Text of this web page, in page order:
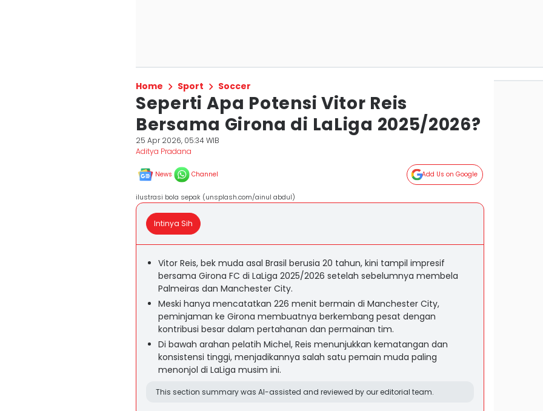
Home Sport Soccer
Seperti Apa Potensi Vitor Reis
Bersama Girona di LaLiga 2025/2026?
25 Apr 2026, 05:34 WIB
Aditya Pradana
News Channel Add Us on Google
ilustrasi bola sepak (unsplash.com/ainul abdul)
Intinya Sih
Vitor Reis, bek muda asal Brasil berusia 20 tahun, kini tampil impresif
bersama Girona FC di LaLiga 2025/2026 setelah sebelumnya membela
Palmeiras dan Manchester City.
Meski hanya mencatatkan 226 menit bermain di Manchester City,
peminjaman ke Girona membuatnya berkembang pesat dengan
kontribusi besar dalam pertahanan dan permainan tim.
Di bawah arahan pelatih Michel, Reis menunjukkan kematangan dan
konsistensi tinggi, menjadikannya salah satu pemain muda paling
menonjol di LaLiga musim ini.
This section summary was AI-assisted and reviewed by our editorial team.